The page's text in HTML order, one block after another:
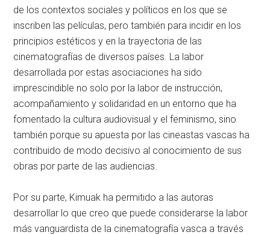
de los contextos sociales y políticos en los que se
inscriben las películas, pero también para incidir en los
principios estéticos y en la trayectoria de las
cinematografías de diversos países. La labor
desarrollada por estas asociaciones ha sido
imprescindible no solo por la labor de instrucción,
acompañamiento y solidaridad en un entorno que ha
fomentado la cultura audiovisual y el feminismo, sino
también porque su apuesta por las cineastas vascas ha
contribuido de modo decisivo al conocimiento de sus
obras por parte de las audiencias.
Por su parte, Kimuak ha permitido a las autoras
desarrollar lo que creo que puede considerarse la labor
más vanguardista de la cinematografía vasca a través